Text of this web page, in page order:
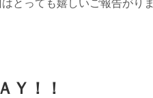
とっても嬉しいご報告がりま
Ｙ！！